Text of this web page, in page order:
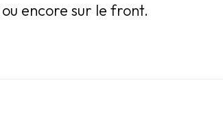
encore sur le front.